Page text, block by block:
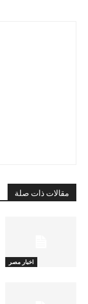
مقالات ذات صلة
اخبار مصر